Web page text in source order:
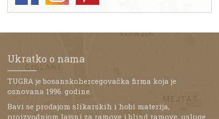
Ukratko o nama
TUGRA je bosanskohercegovačka firma koja je
osnovana 1996. godine.
Bavi se prodajom slikarskih i hobi materija,
proizvodnjom lajsni za ramove i blind ramove, usluge